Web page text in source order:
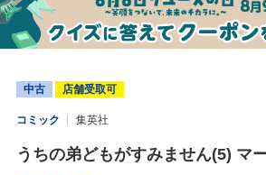
中古 店舗受取可
コミック 集英社
うちの弟どもがすみません(5) マ